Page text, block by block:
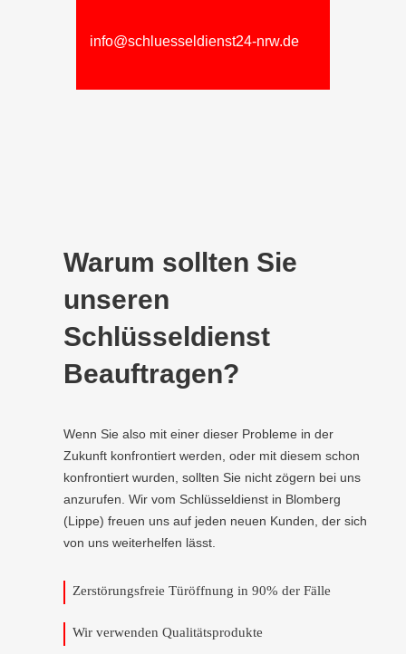
info@schluesseldienst24-nrw.de
Warum sollten Sie
unseren
Schlüsseldienst
Beauftragen?
Wenn Sie also mit einer dieser Probleme in der
Zukunft konfrontiert werden, oder mit diesem schon
konfrontiert wurden, sollten Sie nicht zögern bei uns
anzurufen. Wir vom Schlüsseldienst in Blomberg
(Lippe) freuen uns auf jeden neuen Kunden, der sich
von uns weiterhelfen lässt.
Zerstörungsfreie Türöffnung in 90% der Fälle
Wir verwenden Qualitätsprodukte